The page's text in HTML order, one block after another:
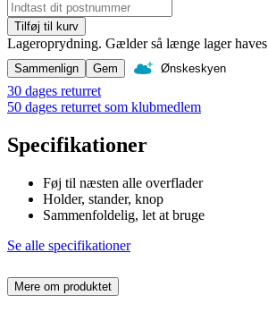
Tilføj til kurv
Lageroprydning. Gælder så længe lager haves
Sammenlign Gem Ønskeskyen
30 dages returret
50 dages returret som klubmedlem
Specifikationer
Føj til næsten alle overflader
Holder, stander, knop
Sammenfoldelig, let at bruge
Se alle specifikationer
Mere om produktet